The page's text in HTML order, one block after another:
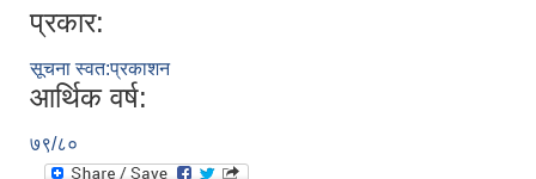
प्रकार:
सूचना स्वत:प्रकाशन
आर्थिक वर्ष:
७९/८०